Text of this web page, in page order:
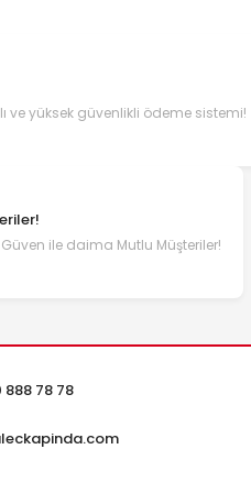
ve yüksek güvenlikli ödeme sistemi!
Güven ile daima Mutlu Müşteriler!
888 78 78